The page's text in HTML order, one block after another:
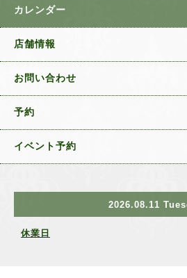
カレンダー
店舗情報
お問い合わせ
予約
イベント予約
2026.08.11
休業日